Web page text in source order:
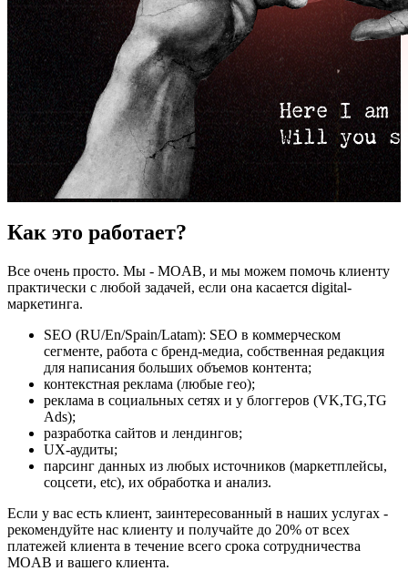
Как это работает?
Все очень просто. Мы - MOAB, и мы можем помочь клиенту
практически с любой задачей, если она касается digital-
маркетинга.
SEO (RU/En/Spain/Latam): SEO в коммерческом
сегменте, работа с бренд-медиа, собственная редакция
для написания больших объемов контента;
контекстная реклама (любые гео);
реклама в социальных сетях и у блоггеров (VK,TG,TG
Ads);
разработка сайтов и лендингов;
UX-аудиты;
парсинг данных из любых источников (маркетплейсы,
соцсети, etc), их обработка и анализ.
Если у вас есть клиент, заинтересованный в наших услугах -
рекомендуйте нас клиенту и получайте до 20% от всех
платежей клиента в течение всего срока сотрудничества
MOAB и вашего клиента.